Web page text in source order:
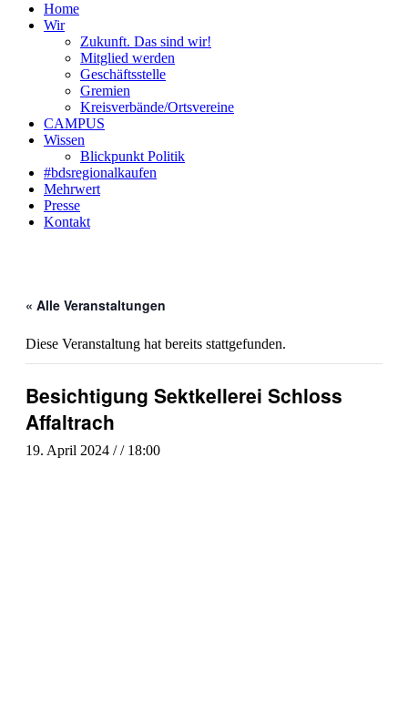
Home
Wir
Zukunft. Das sind wir!
Mitglied werden
Geschäftsstelle
Gremien
Kreisverbände/Ortsvereine
CAMPUS
Wissen
Blickpunkt Politik
#bdsregionalkaufen
Mehrwert
Presse
Kontakt
« Alle Veranstaltungen
Diese Veranstaltung hat bereits stattgefunden.
Besichtigung Sektkellerei Schloss
Affaltrach
19. April 2024 / / 18:00